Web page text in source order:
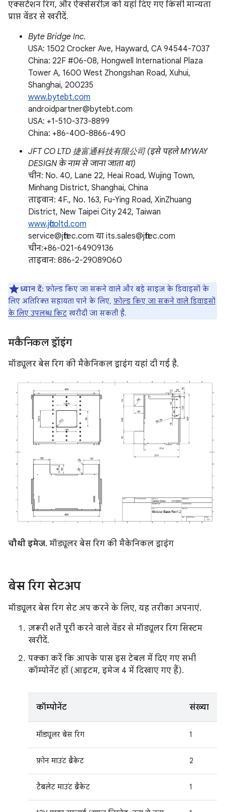
एक्सटेंशन रिग, और ऐक्सेसरीज़ को यहां दिए गए किसी मान्यता
प्राप्त वेंडर से खरीदें.
Byte Bridge Inc.
USA: 1502 Crocker Ave, Hayward, CA 94544-7037
China: 22F #06-08, Hongwell International Plaza
Tower A, 1600 West Zhongshan Road, Xuhui,
Shanghai, 200235
www.bytebt.com
androidpartner@bytebt.com
USA: +1-510-373-8899
China: +86-400-8866-490
JFT CO LTD 捷富通科技有限公司 (इसे पहले MYWAY
DESIGN के नाम से जाना जाता था)
चीन: No. 40, Lane 22, Heai Road, Wujing Town,
Minhang District, Shanghai, China
ताइवान: 4F., No. 163, Fu-Ying Road, XinZhuang
District, New Taipei City 242, Taiwan
www.jftcoltd.com
service@jfttec.com या its.sales@jfttec.com
चीन:+86-021-64909136
ताइवान: 886-2-29089060
ध्यान दें: फ़ोल्ड किए जा सकने वाले और बड़े साइज़ के डिवाइसों के
लिए अतिरिक्त सहायता पाने के लिए, फ़ोल्ड किए जा सकने वाले डिवाइसों
के लिए उपलब्ध किट खरीदी जा सकती है.
मकैनिकल ड्रॉइंग
मॉड्यूलर बेस रिग की मैकेनिकल ड्राइंग यहां दी गई है.
चौथी इमेज. मॉड्यूलर बेस रिग की मैकेनिकल ड्राइंग
बेस रिग सेटअप
मॉड्यूलर बेस रिग सेट अप करने के लिए, यह तरीका अपनाएं.
ज़रूरी शर्तें पूरी करने वाले वेंडर से मॉड्यूलर रिग सिस्टम
खरीदें.
पक्का करें कि आपके पास इस टेबल में दिए गए सभी
कॉम्पोनेंट हों (आइटम, इमेज 4 में दिखाए गए हैं).
कॉम्पोनेंट संख्या
मॉड्यूलर बेस रिग 1
फ़ोन माउंट ब्रैकेट 2
टैबलेट माउंट ब्रैकेट 1